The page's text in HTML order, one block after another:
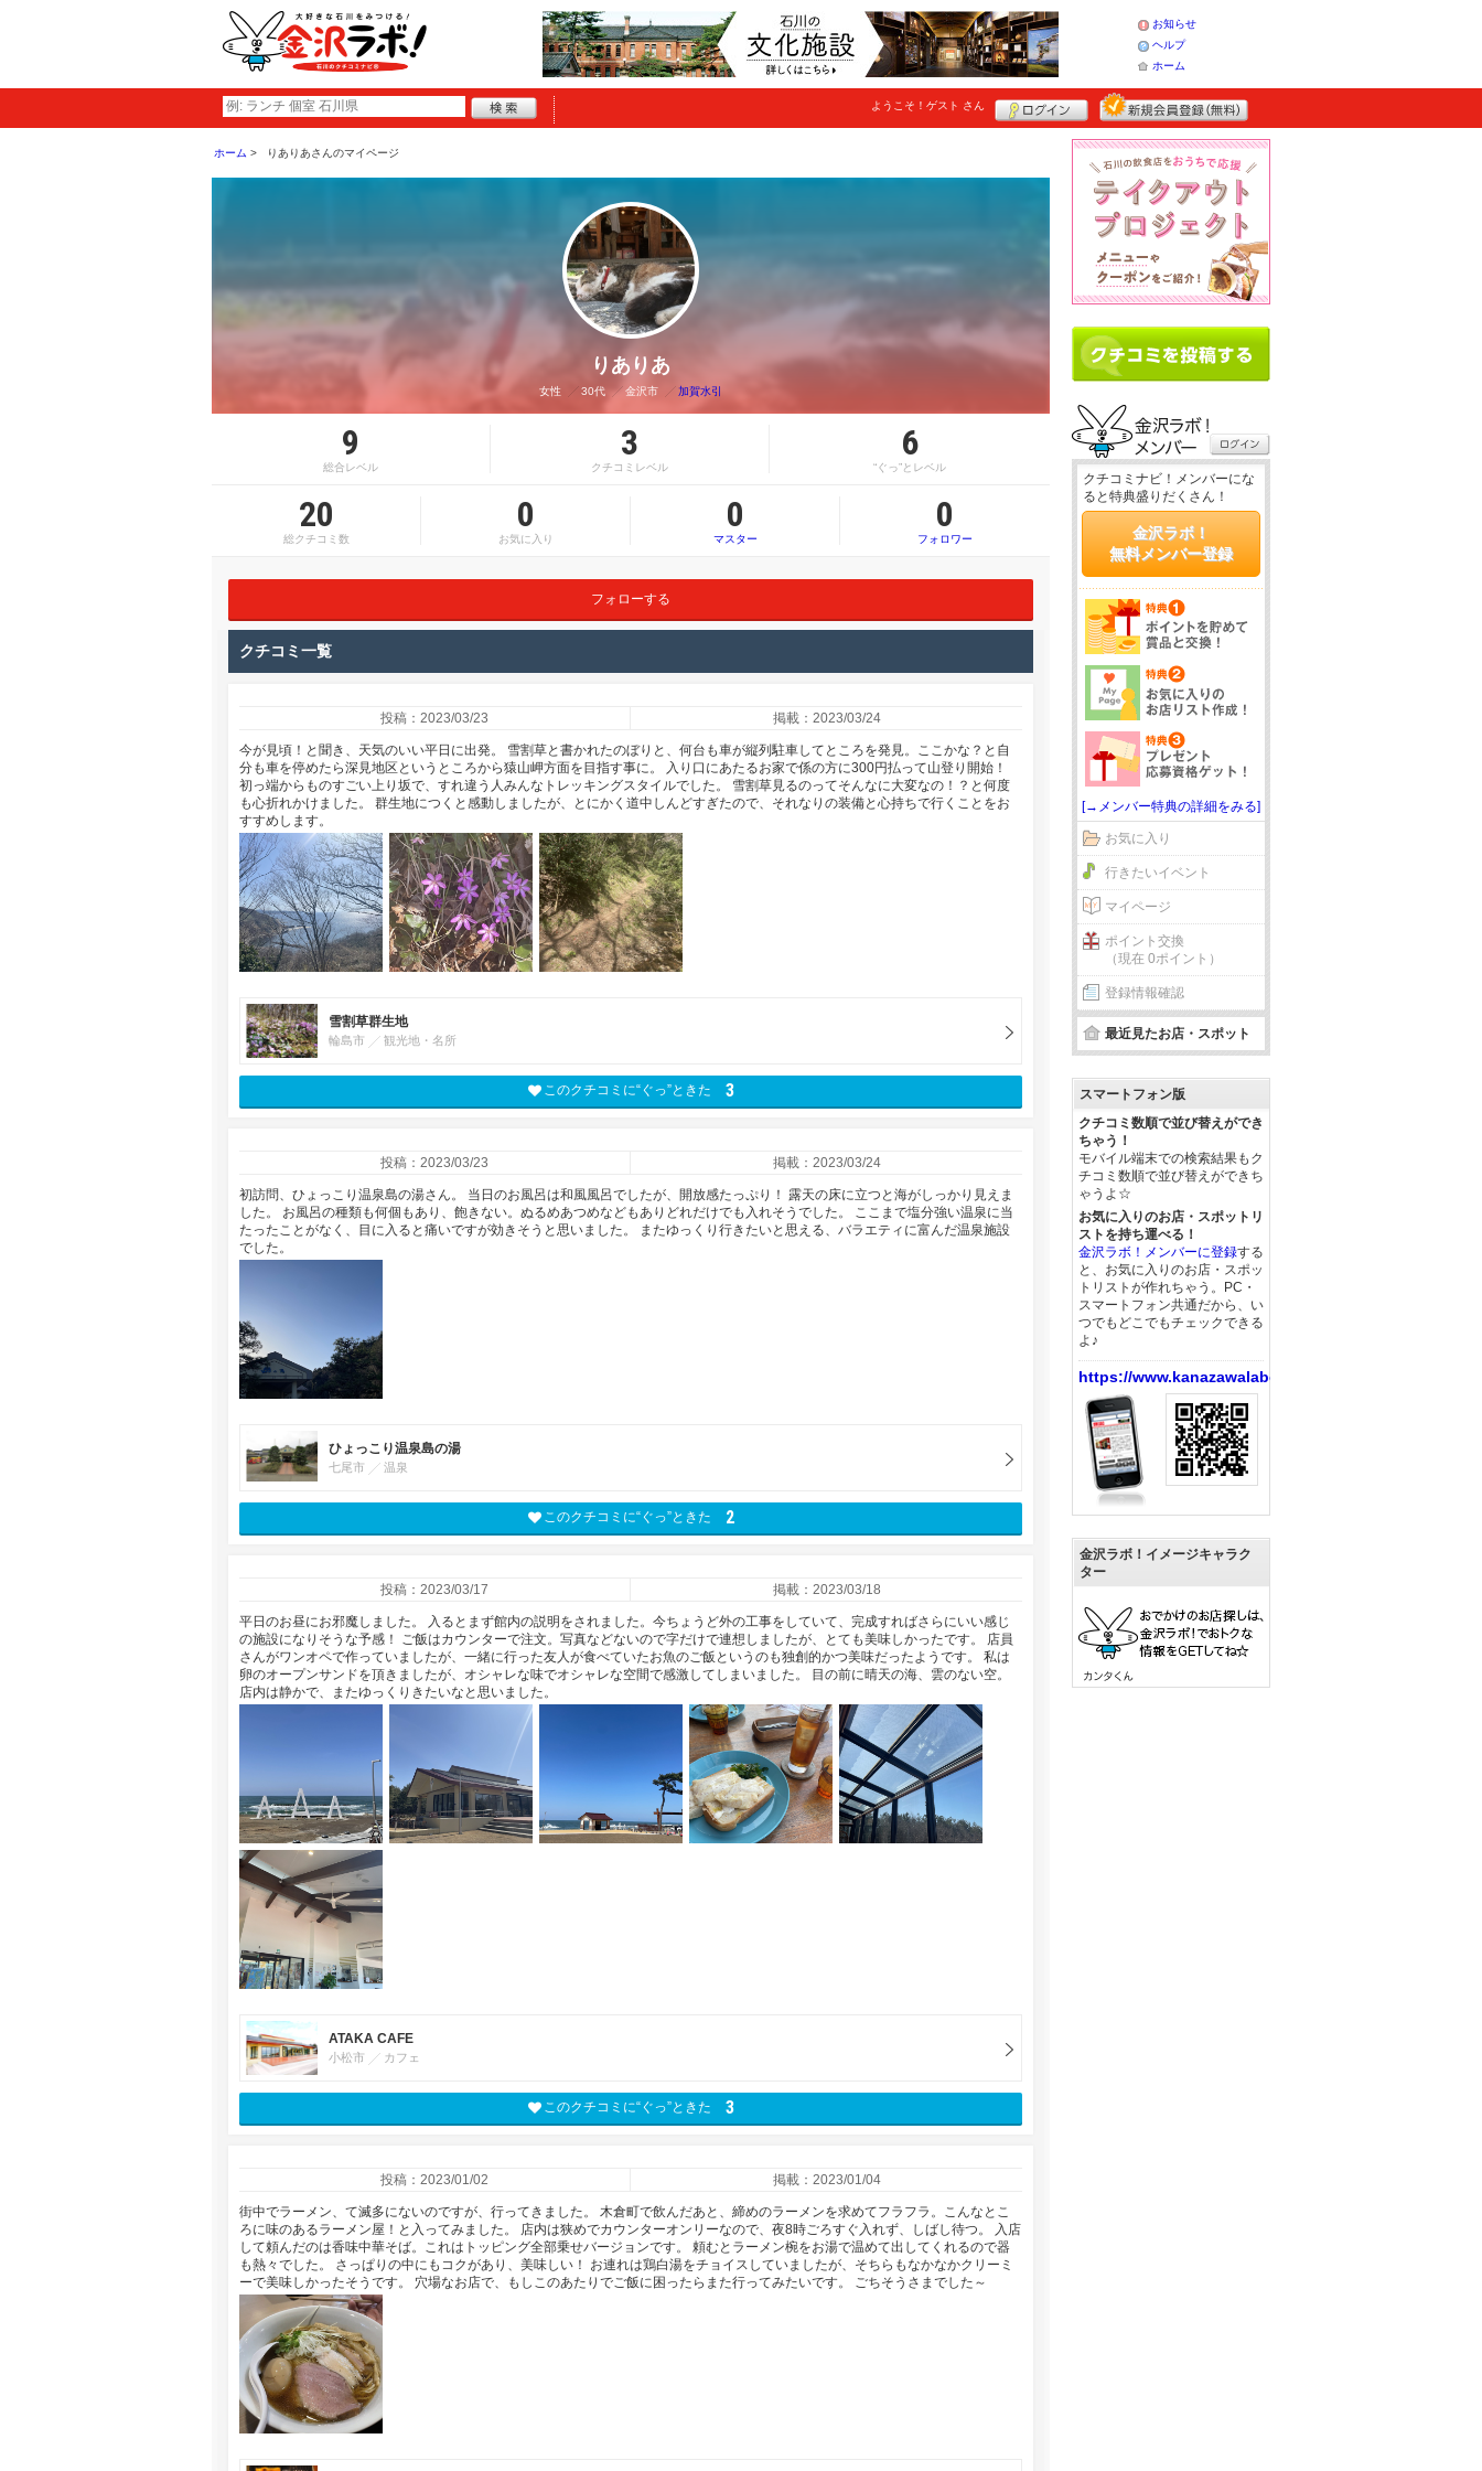
お知らせ
ヘルプ
ホーム
ようこそ！ ゲスト さん
ホーム りありあさんのマイページ
りありあ
女性 30代 金沢市 加賀水引
9
総合レベル
3
クチコミレベル
6
“ぐっ”とレベル
20
総クチコミ数
0
お気に入り
0
マスター
0
フォロワー
フォローする
クチコミ一覧
投稿：2023/03/23 掲載：2023/03/24
今が見頃！と聞き、天気のいい平日に出発。 雪割草と書かれたのぼりと、何台も車が縦列駐車してところを発見。ここかな？と自
分も車を停めたら深見地区というところから猿山岬方面を目指す事に。 入り口にあたるお家で係の方に300円払って山登り開始！
初っ端からものすごい上り坂で、すれ違う人みんなトレッキングスタイルでした。 雪割草見るのってそんなに大変なの！？と何度
も心折れかけました。 群生地につくと感動しましたが、とにかく道中しんどすぎたので、それなりの装備と心持ちで行くことをお
すすめします。
雪割草群生地
輪島市 観光地・名所
このクチコミに“ぐっ”ときた 3
投稿：2023/03/23 掲載：2023/03/24
初訪問、ひょっこり温泉島の湯さん。 当日のお風呂は和風風呂でしたが、開放感たっぷり！ 露天の床に立つと海がしっかり見えま
した。 お風呂の種類も何個もあり、飽きない。ぬるめあつめなどもありどれだけでも入れそうでした。 ここまで塩分強い温泉に当
たったことがなく、目に入ると痛いですが効きそうと思いました。 またゆっくり行きたいと思える、バラエティに富んだ温泉施設
でした。
ひょっこり温泉島の湯
七尾市 温泉
このクチコミに“ぐっ”ときた 2
投稿：2023/03/17 掲載：2023/03/18
平日のお昼にお邪魔しました。 入るとまず館内の説明をされました。今ちょうど外の工事をしていて、完成すればさらにいい感じ
の施設になりそうな予感！ ご飯はカウンターで注文。写真などないので字だけで連想しましたが、とても美味しかったです。 店員
さんがワンオペで作っていましたが、一緒に行った友人が食べていたお魚のご飯というのも独創的かつ美味だったようです。 私は
卵のオープンサンドを頂きましたが、オシャレな味でオシャレな空間で感激してしまいました。 目の前に晴天の海、雲のない空。
店内は静かで、またゆっくりきたいなと思いました。
ATAKA CAFE
小松市 カフェ
このクチコミに“ぐっ”ときた 3
投稿：2023/01/02 掲載：2023/01/04
街中でラーメン、て滅多にないのですが、行ってきました。 木倉町で飲んだあと、締めのラーメンを求めてフラフラ。こんなとこ
ろに味のあるラーメン屋！と入ってみました。 店内は狭めでカウンターオンリーなので、夜8時ごろすぐ入れず、しばし待つ。 入店
して頼んだのは香味中華そば。これはトッピング全部乗せバージョンです。 頼むとラーメン椀をお湯で温めて出してくれるので器
も熱々でした。 さっぱりの中にもコクがあり、美味しい！ お連れは鶏白湯をチョイスしていましたが、そちらもなかなかクリーミ
ーで美味しかったそうです。 穴場なお店で、もしこのあたりでご飯に困ったらまた行ってみたいです。 ごちそうさまでした～
クチコミナビ！メンバーにな
ると特典盛りだくさん！
金沢ラボ！
無料メンバー登録
[→メンバー特典の詳細をみる]
お気に入り
行きたいイベント
マイページ
ポイント交換
（現在 0ポイント）
登録情報確認
最近見たお店・スポット
スマートフォン版
クチコミ数順で並び替えができ
ちゃう！
モバイル端末での検索結果もク
チコミ数順で並び替えができち
ゃうよ☆
お気に入りのお店・スポットリ
ストを持ち運べる！
金沢ラボ！メンバーに登録する
と、お気に入りのお店・スポッ
トリストが作れちゃう。PC・
スマートフォン共通だから、い
つでもどこでもチェックできる
よ♪
https://www.kanazawalabo.net/
金沢ラボ！イメージキャラク
ター